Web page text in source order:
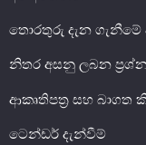
සාර්ව විචක්ෂණ
තැන්පතු රක්ෂණ
මූල්‍ය
තොරතුරු දැන ගැනීමේ
නිතර අසනු ලබන
ආකෘතිපත්‍ර සහ බාගත
ටෙන්ඩර් දැන්වීම්